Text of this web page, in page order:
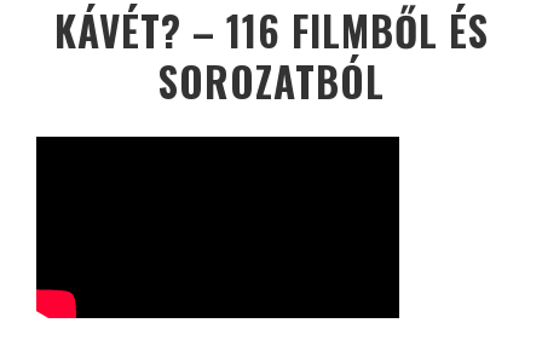
KÁVÉT? – 116 FILMBŐL ÉS
SOROZATBÓL